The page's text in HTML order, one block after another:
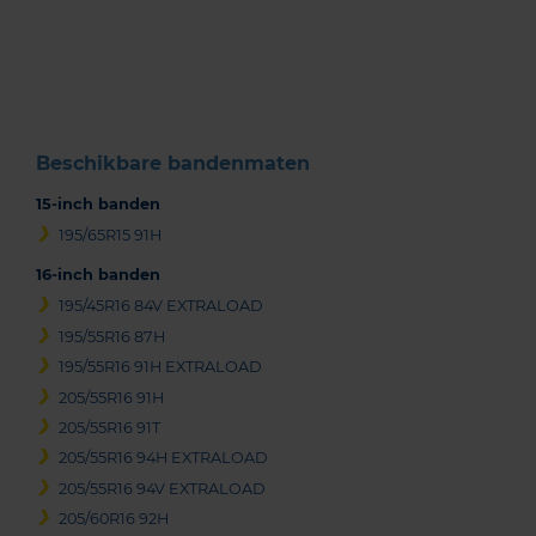
Beschikbare bandenmaten
15-inch banden
195/65R15 91H
16-inch banden
195/45R16 84V EXTRALOAD
195/55R16 87H
195/55R16 91H EXTRALOAD
205/55R16 91H
205/55R16 91T
205/55R16 94H EXTRALOAD
205/55R16 94V EXTRALOAD
205/60R16 92H